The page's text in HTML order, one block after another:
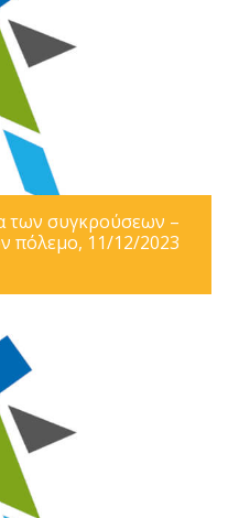
των συγκρούσεων –
πόλεμο, 11/12/2023